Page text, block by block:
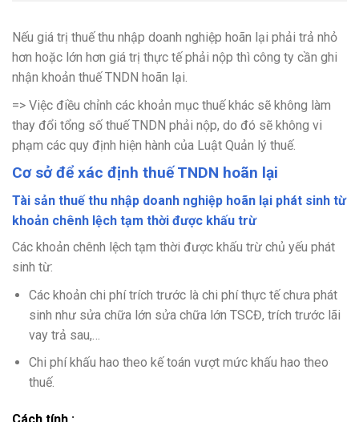
Nếu giá trị thuế thu nhập doanh nghiệp hoãn lại phải trả nhỏ
hơn hoặc lớn hơn giá trị thực tế phải nộp thì công ty cần ghi
nhận khoản thuế TNDN hoãn lại.
=> Việc điều chỉnh các khoản mục thuế khác sẽ không làm
thay đổi tổng số thuế TNDN phải nộp, do đó sẽ không vi
phạm các quy định hiện hành của Luật Quản lý thuế.
Cơ sở để xác định thuế TNDN hoãn lại
Tài sản thuế thu nhập doanh nghiệp hoãn lại phát sinh từ
khoản chênh lệch tạm thời được khấu trừ
Các khoản chênh lệch tạm thời được khấu trừ chủ yếu phát
sinh từ:
Các khoản chi phí trích trước là chi phí thực tế chưa phát
sinh như sửa chữa lớn sửa chữa lớn TSCĐ, trích trước lãi
vay trả sau,…
Chi phí khấu hao theo kế toán vượt mức khấu hao theo
thuế.